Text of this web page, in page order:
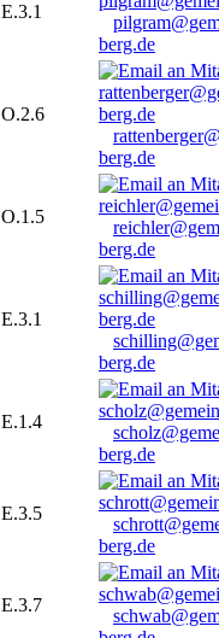
E.3.1
berg.de
O.2.6
berg.de
O.1.5
berg.de
E.3.1
berg.de
E.1.4
berg.de
E.3.5
berg.de
E.3.7